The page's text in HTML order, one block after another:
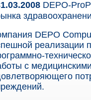
DEPO-
DEPO
реализации
с